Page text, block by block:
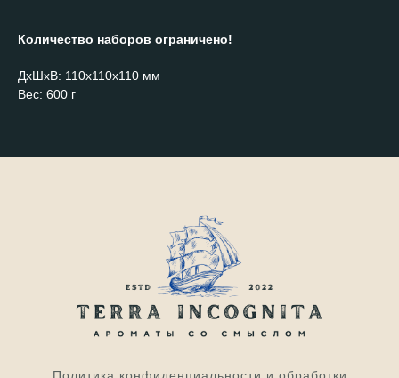
Количество наборов ограничено!
ДxШxВ: 110x110x110 мм
Вес: 600 г
Политика конфиденциальности и обработки